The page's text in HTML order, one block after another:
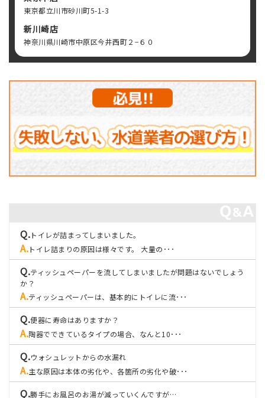
東京都立川市砂川町5-1-3
新川崎店
神奈川県川崎市中原区今井西町２−６０
トイレが詰まってしまいました。
トイレ詰まりの原因は様々です。 大量の･･･
ティッシュペーパーを流してしまいましたが問題はないでしょう
か？
ティッシュペーパーは、基本的にトイレに流･･･
便器に寿命はありますか？
陶器でできているタイプの場合、なんと10･･･
ウォシュレットからの水漏れ
主な原因は本体の劣化や、各箇所の劣化や破･･･
勝手にお風呂のお湯が減っていくんですが…